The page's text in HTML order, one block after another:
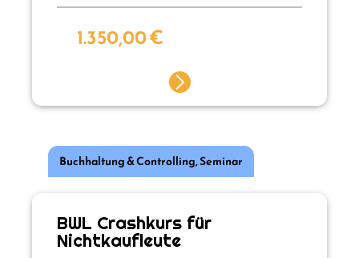
1.350,00€
Buchhaltung & Controlling,Seminar
BWL Crashkurs für
Nichtkaufleute